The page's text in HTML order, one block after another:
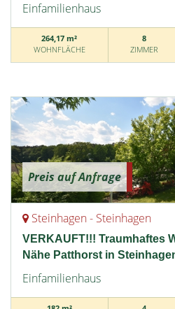
Einfamilienhaus
264,17 m²
WOHNFLÄCHE
8
ZIMMER
Preis auf Anfrage
Steinhagen - Steinhagen
VERKAUFT!!! Traumhaftes
Nähe Patthorst in
Einfamilienhaus